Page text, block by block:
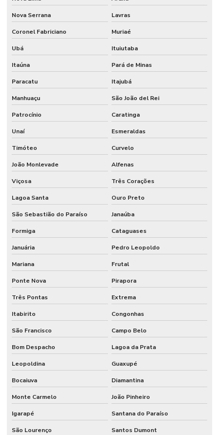
Nova Serrana Lavras
Coronel Fabriciano Muriaé
Ubá Ituiutaba
Itaúna Pará de Minas
Paracatu Itajubá
Manhuaçu São João del Rei
Patrocínio Caratinga
Unaí Esmeraldas
Timóteo Curvelo
João Monlevade Alfenas
Viçosa Três Corações
Lagoa Santa Ouro Preto
São Sebastião do Paraíso Janaúba
Formiga Cataguases
Januária Pedro Leopoldo
Mariana Frutal
Ponte Nova Pirapora
Três Pontas Extrema
Itabirito Congonhas
São Francisco Campo Belo
Bom Despacho Lagoa da Prata
Leopoldina Guaxupé
Bocaiuva Diamantina
Monte Carmelo João Pinheiro
Igarapé Santana do Paraíso
São Lourenço Santos Dumont